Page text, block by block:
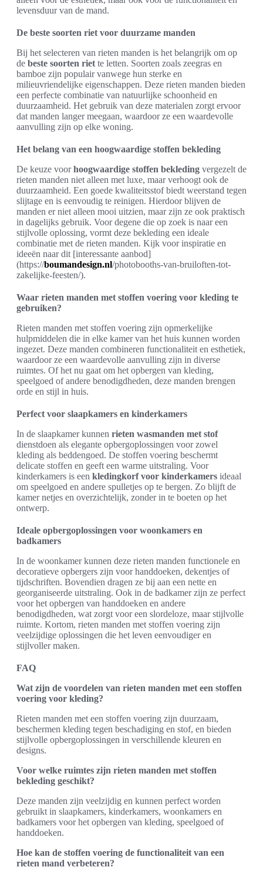
levensduur van de mand.
De beste soorten riet voor duurzame manden
Bij het selecteren van rieten manden is het belangrijk om op
de beste soorten riet te letten. Soorten zoals zeegras en
bamboe zijn populair vanwege hun sterke en
milieuvriendelijke eigenschappen. Deze rieten manden bieden
een perfecte combinatie van natuurlijke schoonheid en
duurzaamheid. Het gebruik van deze materialen zorgt ervoor
dat manden langer meegaan, waardoor ze een waardevolle
aanvulling zijn op elke woning.
Het belang van een hoogwaardige stoffen bekleding
De keuze voorhoogwaardige stoffen bekleding vergezelt de
rieten manden niet alleen met luxe, maar verhoogt ook de
duurzaamheid. Een goede kwaliteitsstof biedt weerstand tegen
slijtage en is eenvoudig te reinigen. Hierdoor blijven de
manden er niet alleen mooi uitzien, maar zijn ze ook praktisch
in dagelijks gebruik. Voor degene die op zoek is naar een
stijlvolle oplossing, vormt deze bekleding een ideale
combinatie met de rieten manden. Kijk voor inspiratie en
ideeën naar dit [interessante aanbod]
(https://boumandesign.nl/photobooths-van-bruiloften-tot-
zakelijke-feesten/).
Waar rieten manden met stoffen voering voor kleding te
gebruiken?
Rieten manden met stoffen voering zijn opmerkelijke
hulpmiddelen die in elke kamer van het huis kunnen worden
ingezet. Deze manden combineren functionaliteit en esthetiek,
waardoor ze een waardevolle aanvulling zijn in diverse
ruimtes. Of het nu gaat om het opbergen van kleding,
speelgoed of andere benodigdheden, deze manden brengen
orde en stijl in huis.
Perfect voor slaapkamers en kinderkamers
In de slaapkamer kunnen rieten wasmanden met stof
dienstdoen als elegante opbergoplossingen voor zowel
kleding als beddengoed. De stoffen voering beschermt
delicate stoffen en geeft een warme uitstraling. Voor
kinderkamers is een kledingkorf voor kinderkamers ideaal
om speelgoed en andere spulletjes op te bergen. Zo blijft de
kamer netjes en overzichtelijk, zonder in te boeten op het
ontwerp.
Ideale opbergoplossingen voor woonkamers en
badkamers
In de woonkamer kunnen deze rieten manden functionele en
decoratieve opbergers zijn voor handdoeken, dekentjes of
tijdschriften. Bovendien dragen ze bij aan een nette en
georganiseerde uitstraling. Ook in de badkamer zijn ze perfect
voor het opbergen van handdoeken en andere
benodigdheden, wat zorgt voor een slordeloze, maar stijlvolle
ruimte. Kortom, rieten manden met stoffen voering zijn
veelzijdige oplossingen die het leven eenvoudiger en
stijlvoller maken.
FAQ
Wat zijn de voordelen van rieten manden met een stoffen
voering voor kleding?
Rieten manden met een stoffen voering zijn duurzaam,
beschermen kleding tegen beschadiging en stof, en bieden
stijlvolle opbergoplossingen in verschillende kleuren en
designs.
Voor welke ruimtes zijn rieten manden met stoffen
bekleding geschikt?
Deze manden zijn veelzijdig en kunnen perfect worden
gebruikt in slaapkamers, kinderkamers, woonkamers en
badkamers voor het opbergen van kleding, speelgoed of
handdoeken.
Hoe kan de stoffen voering de functionaliteit van een
rieten mand verbeteren?